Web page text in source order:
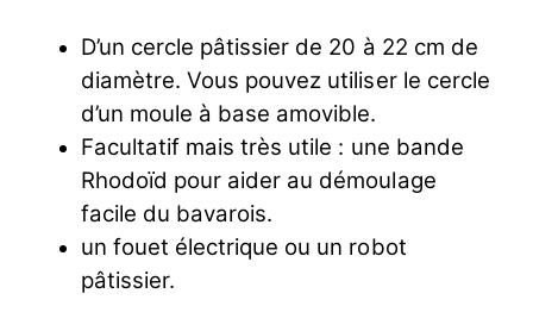
D’un cercle pâtissier de 20 à 22 cm de
diamètre. Vous pouvez utiliser le cercle
d’un moule à base amovible.
Facultatif mais très utile : une bande
Rhodoïd pour aider au démoulage
facile du bavarois.
un fouet électrique ou un robot
pâtissier.